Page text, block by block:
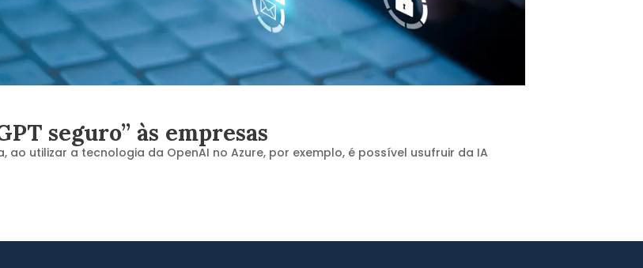
seguro” às empresas
ao utilizar a tecnologia da OpenAI no Azure, por exemplo, é possível usufruir da IA